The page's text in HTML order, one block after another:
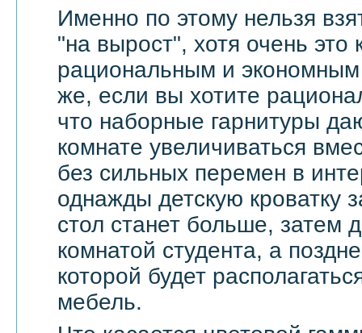
Именно по этому нельзя
"на вырост", хотя очень это
рациональным и экономным
же, если вы хотите
что наборные гарнитуры
комнате увеличиваться
без сильных перемен в
однажды детскую кроватку
стол станет больше, затем
комнатой студента, а
которой будет
мебель.